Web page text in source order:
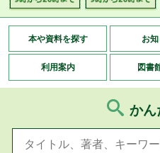
本や資料を探す お
利用案内 図書
かん